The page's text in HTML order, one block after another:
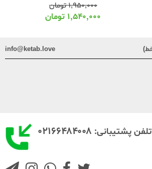
۱,۹۵۰,۰۰۰تومان
۱,۵۴۰,۰۰۰ تومان
info@ketab.love
تلفن پشتیبانی: ۰۲۱۶۶۴۸۴۰۰۸